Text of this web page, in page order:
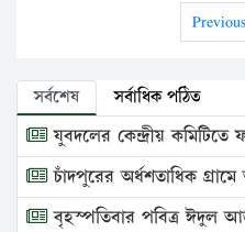
Previous
সর্বশেষ সর্বাধিক পঠিত
যুবদলের কেন্দ্রীয় কমিটিতে
চাঁদপুরের অর্ধশতাধিক
বৃহস্পতিবার পবিত্র ঈদুল